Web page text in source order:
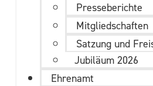
Presseberichte
Mitgliedschaften
Satzung und
Jubiläum 2026
Ehrenamt